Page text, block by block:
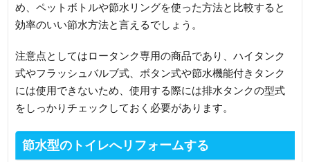
め、ペットボトルや節水リングを使った方法と比較すると
効率のいい節水方法と言えるでしょう。
注意点としてはロータンク専用の商品であり、ハイタンク
式やフラッシュバルブ式、ボタン式や節水機能付きタンク
には使用できないため、使用する際には排水タンクの型式
をしっかりチェックしておく必要があります。
節水型のトイレへリフォームする